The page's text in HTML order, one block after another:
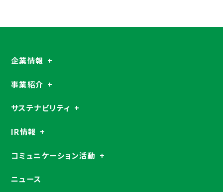
企業情報
事業紹介
サステナビリティ
IR情報
コミュニケーション活動
ニュース